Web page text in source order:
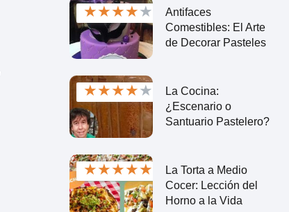
★★★★★
Antifaces
Comestibles: El Arte
de Decorar Pasteles
★★★★★
La Cocina:
¿Escenario o
Santuario Pastelero?
★★★★★
La Torta a Medio
Cocer: Lección del
Horno a la Vida